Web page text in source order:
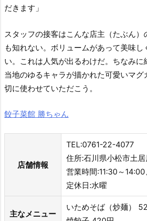
だきます」
スタッフの接客はこんな店主（たぶん）
も知れない。ボリュームがあって美味し
い。これは人気が出るわけだ。ちなみに
当地のゆるキャラが描かれた可愛いマグ
切に使わせていただこう。
餃子菜館 勝ちゃん
店舗情報
TEL:0761-22-4077
住所:石川県小松市土
営業時間:11:30～
定休日:水曜
主なメニュー
いためそば（炒麺）